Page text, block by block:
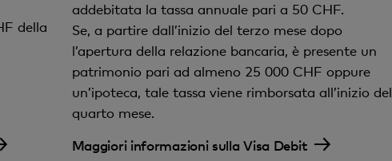
della
addebitata la tassa annuale pari a 50 CHF.
Se, a partire dall’inizio del terzo mese dopo
l’apertura della relazione bancaria, è presente un
patrimonio pari ad almeno 25 000 CHF oppure
un’ipoteca, tale tassa viene rimborsata all’inizio del
quarto mese.
Maggiori informazioni sulla Visa Debit